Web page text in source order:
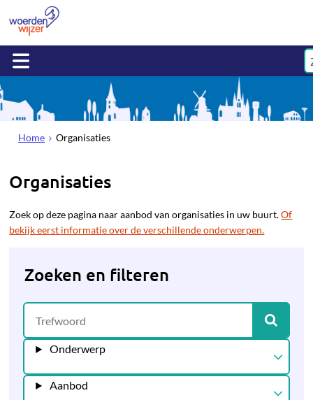
Home Organisaties
Organisaties
Zoek op deze pagina naar aanbod van organisaties in uw buurt.Of
bekijk eerst informatie over de verschillende onderwerpen.
Zoeken en filteren
Onderwerp
Aanbod